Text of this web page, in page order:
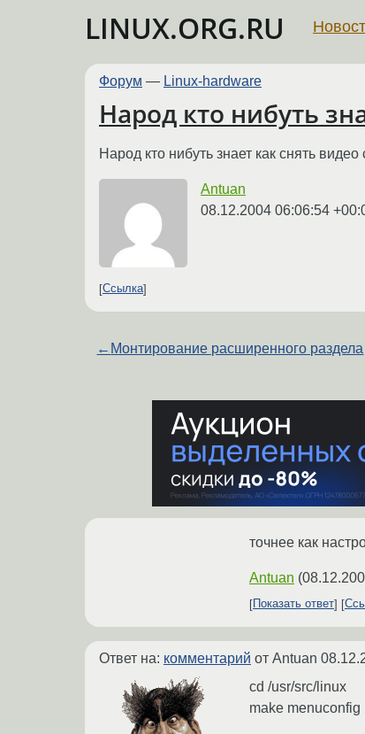
LINUX.ORG.RU
Форум — Linux-hardware
Народ кто нибуть
Народ кто нибуть знает как снять
Antuan
08.12.2004 06:06:54
Ссылка
← Монтирование расширенного раздела
точнее как
Antuan (
Показать ответ
Ответ на: комментарий от Antuan
cd /usr/src/linux
make menuconfig